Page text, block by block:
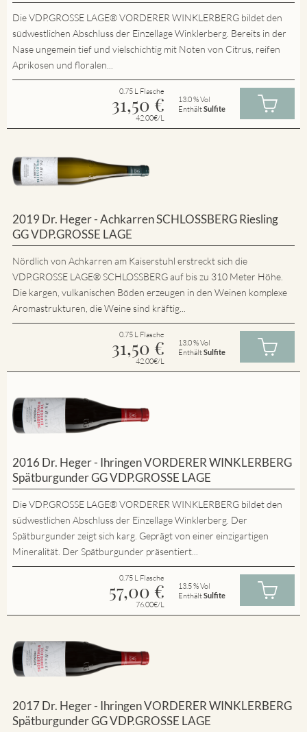
Die VDP.GROSSE LAGE® VORDERER WINKLERBERG bildet den
südwestlichen Abschluss der Einzellage Winklerberg. Bereits in der
Nase ungemein tief und vielschichtig mit Noten von Citrus, reifen
Aprikosen und floralen...
0.75 L Flasche
31,50 €
42.00€/L
13.0 % Vol
EnthältSulfite
2019 Dr. Heger - Achkarren SCHLOSSBERG Riesling
GG VDP.GROSSE LAGE
Nördlich von Achkarren am Kaiserstuhl erstreckt sich die
VDP.GROSSE LAGE® SCHLOSSBERG auf bis zu 310 Meter Höhe.
Die kargen, vulkanischen Böden erzeugen in den Weinen komplexe
Aromastrukturen, die Weine sind kräftig...
0.75 L Flasche
31,50 €
42.00€/L
13.0 % Vol
EnthältSulfite
2016 Dr. Heger - Ihringen VORDERER WINKLERBERG
Spätburgunder GG VDP.GROSSE LAGE
Die VDP.GROSSE LAGE® VORDERER WINKLERBERG bildet den
südwestlichen Abschluss der Einzellage Winklerberg. Der
Spätburgunder zeigt sich karg. Geprägt von einer einzigartigen
Mineralität. Der Spätburgunder präsentiert...
0.75 L Flasche
57,00 €
76.00€/L
13.5 % Vol
EnthältSulfite
2017 Dr. Heger - Ihringen VORDERER WINKLERBERG
Spätburgunder GG VDP.GROSSE LAGE